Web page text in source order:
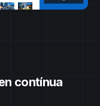
contínua